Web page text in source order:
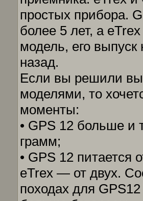
простых прибора.
более 5 лет, а
модель, его выпуск
назад.
Если вы решили
моделями, то
моменты:
• GPS 12 больше и
грамм;
• GPS 12 питается
eTrex — от двух.
походах для